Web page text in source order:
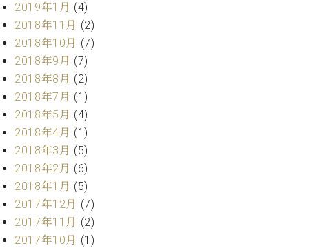
房
ブ
ロ
グ
ア
セ
ス
お
問
い
合
せ
2019年1月 (4)
2018年11月 (2)
2018年10月 (7)
2018年9月 (7)
2018年8月 (2)
2018年7月 (1)
2018年5月 (4)
2018年4月 (1)
2018年3月 (5)
2018年2月 (6)
2018年1月 (5)
2017年12月 (7)
2017年11月 (2)
2017年10月 (1)